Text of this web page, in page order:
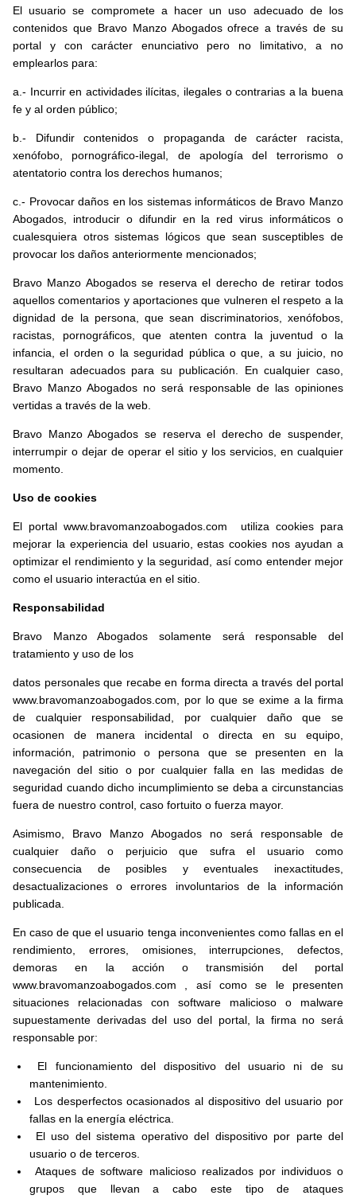
El usuario se compromete a hacer un uso adecuado de los
contenidos que Bravo Manzo Abogados ofrece a través de su
portal y con carácter enunciativo pero no limitativo, a no
emplearlos para:
a.- Incurrir en actividades ilícitas, ilegales o contrarias a la buena
fe y al orden público;
b.- Difundir contenidos o propaganda de carácter racista,
xenófobo, pornográfico-ilegal, de apología del terrorismo o
atentatorio contra los derechos humanos;
c.- Provocar daños en los sistemas informáticos de Bravo Manzo
Abogados, introducir o difundir en la red virus informáticos o
cualesquiera otros sistemas lógicos que sean susceptibles de
provocar los daños anteriormente mencionados;
Bravo Manzo Abogados se reserva el derecho de retirar todos
aquellos comentarios y aportaciones que vulneren el respeto a la
dignidad de la persona, que sean discriminatorios, xenófobos,
racistas, pornográficos, que atenten contra la juventud o la
infancia, el orden o la seguridad pública o que, a su juicio, no
resultaran adecuados para su publicación. En cualquier caso,
Bravo Manzo Abogados no será responsable de las opiniones
vertidas a través de la web.
Bravo Manzo Abogados se reserva el derecho de suspender,
interrumpir o dejar de operar el sitio y los servicios, en cualquier
momento.
Uso de cookies
El portal www.bravomanzoabogados.com utiliza cookies para
mejorar la experiencia del usuario, estas cookies nos ayudan a
optimizar el rendimiento y la seguridad, así como entender mejor
como el usuario interactúa en el sitio.
Responsabilidad
Bravo Manzo Abogados solamente será responsable del
tratamiento y uso de los
datos personales que recabe en forma directa a través del portal
www.bravomanzoabogados.com, por lo que se exime a la firma
de cualquier responsabilidad, por cualquier daño que se
ocasionen de manera incidental o directa en su equipo,
información, patrimonio o persona que se presenten en la
navegación del sitio o por cualquier falla en las medidas de
seguridad cuando dicho incumplimiento se deba a circunstancias
fuera de nuestro control, caso fortuito o fuerza mayor.
Asimismo, Bravo Manzo Abogados no será responsable de
cualquier daño o perjuicio que sufra el usuario como
consecuencia de posibles y eventuales inexactitudes,
desactualizaciones o errores involuntarios de la información
publicada.
En caso de que el usuario tenga inconvenientes como fallas en el
rendimiento, errores, omisiones, interrupciones, defectos,
demoras en la acción o transmisión del portal
www.bravomanzoabogados.com , así como se le presenten
situaciones relacionadas con software malicioso o malware
supuestamente derivadas del uso del portal, la firma no será
responsable por:
El funcionamiento del dispositivo del usuario ni de su
mantenimiento.
Los desperfectos ocasionados al dispositivo del usuario por
fallas en la energía eléctrica.
El uso del sistema operativo del dispositivo por parte del
usuario o de terceros.
Ataques de software malicioso realizados por individuos o
grupos que llevan a cabo este tipo de ataques